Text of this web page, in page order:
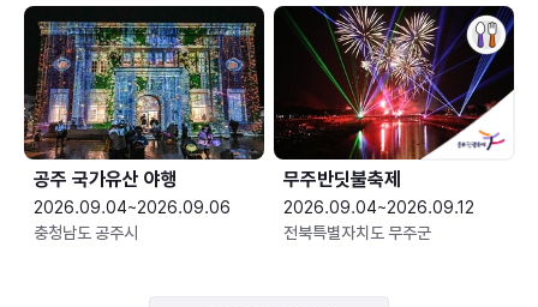
공주 국가유산 야행
2026.09.04~2026.09.06
충청남도 공주시
무주반딧불축제
2026.09.04~2026.09.12
전북특별자치도 무주군